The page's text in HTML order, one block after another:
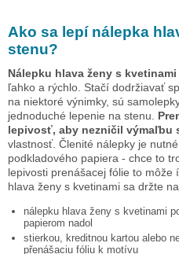
Ako sa lepí nálepka
stenu?
Nálepku hlava ženy s kvetinami
ľahko a rýchlo. Stačí dodržiavať
na niektoré výnimky, sú
jednoduché lepenie na stenu.
lepivosť, aby nezničil výmaľbu
vlastnosť. Členité nálepky je
podkladového papiera - chce to
lepivosti prenášacej fólie to
hlava ženy s kvetinami sa držte
nálepku hlava ženy s kvetinami
papierom nadol
stierkou, kreditnou kartou alebo
přenášaciu fóliu k motívu